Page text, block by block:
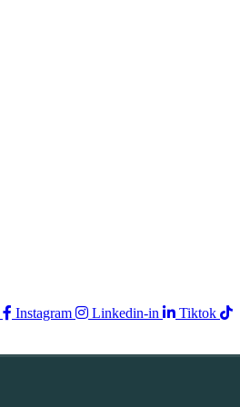
Instagram Linkedin-in Tiktok